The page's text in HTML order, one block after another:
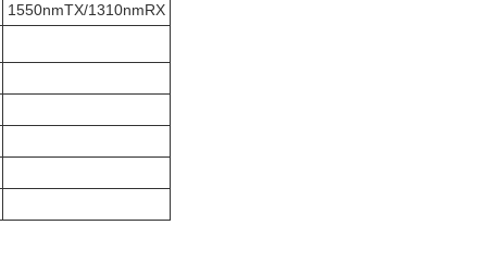
1550nmTX/1310nmRX